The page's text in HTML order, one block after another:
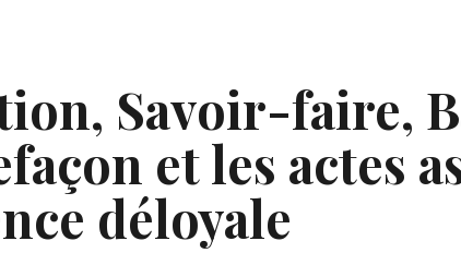
Savoir-faire,
et les actes
déloyale